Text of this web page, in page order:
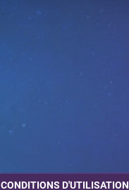
CONDITIONS D'UTILISATION